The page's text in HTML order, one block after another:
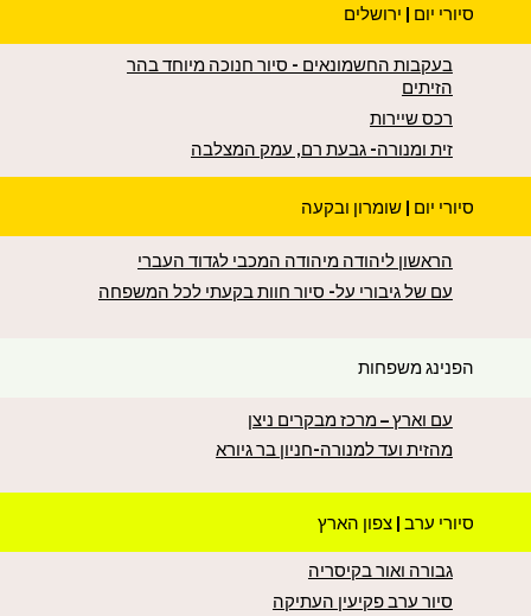
סיורי יום | ירושלים
בעקבות החשמונאים - סיור חנוכה מיוחד בהר
הזיתים
רכס שיירות
זית ומנורה- גבעת רם, עמק המצלבה
סיורי יום | שומרון ובקעה
הראשון ליהודה מיהודה המכבי לגדוד העברי
עם של גיבורי על- סיור חוות בקעתי לכל המשפחה
הפנינג משפחות
עם וארץ – מרכז מבקרים ניצן
מהזית ועד למנורה-חניון בר גיורא
סיורי ערב | צפון הארץ
גבורה ואור בקיסריה
סיור ערב פקיעין העתיקה